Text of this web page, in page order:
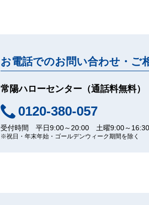
お電話でのお問い合わせ・ご
常陽ハローセンター（通話料無料）
0120-380-057
受付時間 平日9:00～20:00 土曜9:00～16:30
※祝日・年末年始・ゴールデンウィーク期間を除く